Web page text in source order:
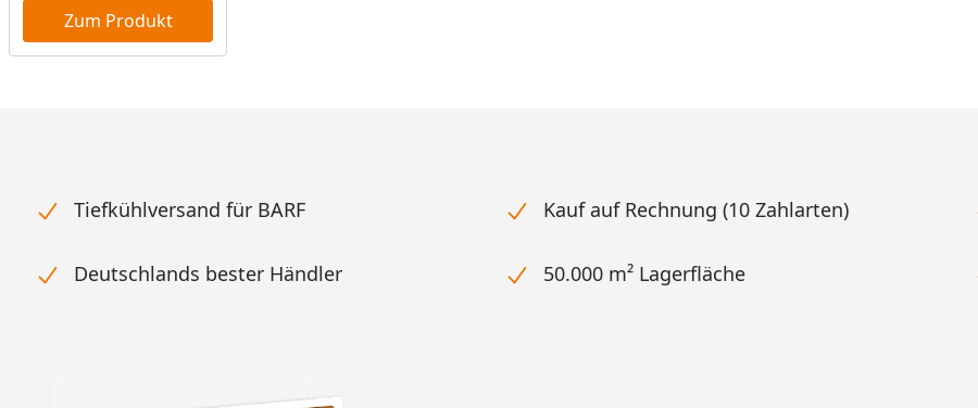
Zum Produkt
Tiefkühlversand für BARF Kauf auf Rechnung (10 Zahlarten)
Deutschlands bester Händler 50.000 m² Lagerfläche